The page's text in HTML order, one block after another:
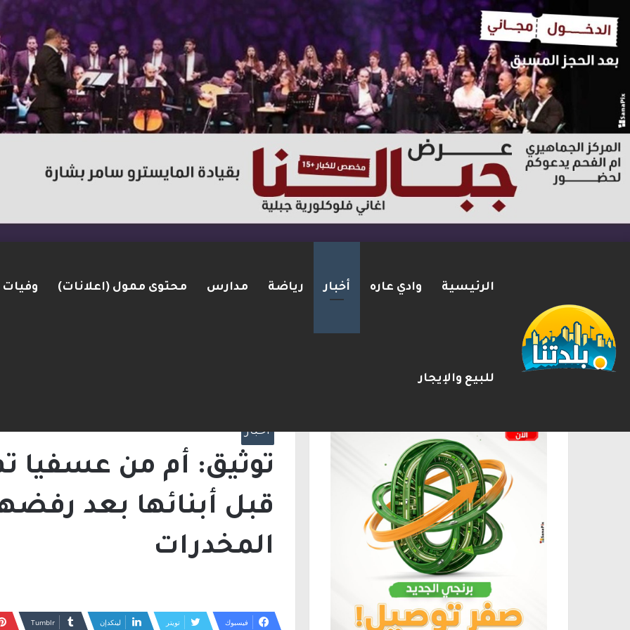
الرئيسية وادي عاره أخبار رياضة مدارس محتوى ممول (اعلانات) وفيات
للبيع والإيجار
ترامب: أشارك شخصيًا في مفاوضات مضيق هرمز.. والاتفاق قد يُنجز قريبًا
أخبار
توثيق: أم من عسفيا
قبل أبنائها بعد
المخدرات
فيسبوك تويتر لينكدإن
الإعلانات